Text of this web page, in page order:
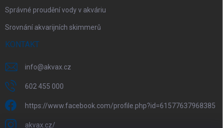
Správné proudění vody v akváriu
Srovnání akvarijních skimmerů
KONTAKT
info@akvax.cz
602 455 000
https://www.facebook.com/profile.php?id=61577637968385
akvax.cz/